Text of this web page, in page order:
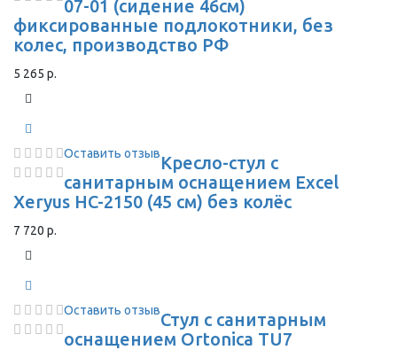
07-01 (сидение 46см)
фиксированные подлокотники, без
колес, производство РФ
5 265 р.
Оставить отзывКресло-стул с
санитарным оснащением Excel
Xeryus HC-2150 (45 см) без колёс
7 720 р.
Оставить отзывСтул с санитарным
оснащением Ortonica TU7